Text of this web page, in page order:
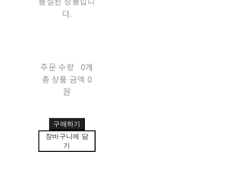
다.
주문 수량 0개
총 상품 금액 0
원
구매하기
장바구니에 담
기